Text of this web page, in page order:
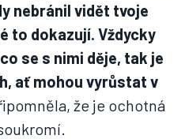
nebránil vidět tvoje
to dokazují. Vždycky
se s nimi děje, tak je
ať mohou vyrůstat v
že je ochotná